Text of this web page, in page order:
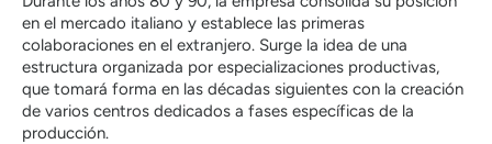
en el mercado italiano y establece las primeras
colaboraciones en el extranjero. Surge la idea de una
estructura organizada por especializaciones productivas,
que tomará forma en las décadas siguientes con la creación
de varios centros dedicados a fases específicas de la
producción.